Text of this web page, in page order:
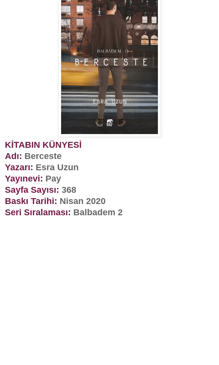
KİTABIN KÜNYESİ
Adı: Berceste
Yazarı: Esra Uzun
Yayınevi: Pay
Sayfa Sayısı: 368
Baskı Tarihi: Nisan 2020
Seri Sıralaması: Balbadem 2